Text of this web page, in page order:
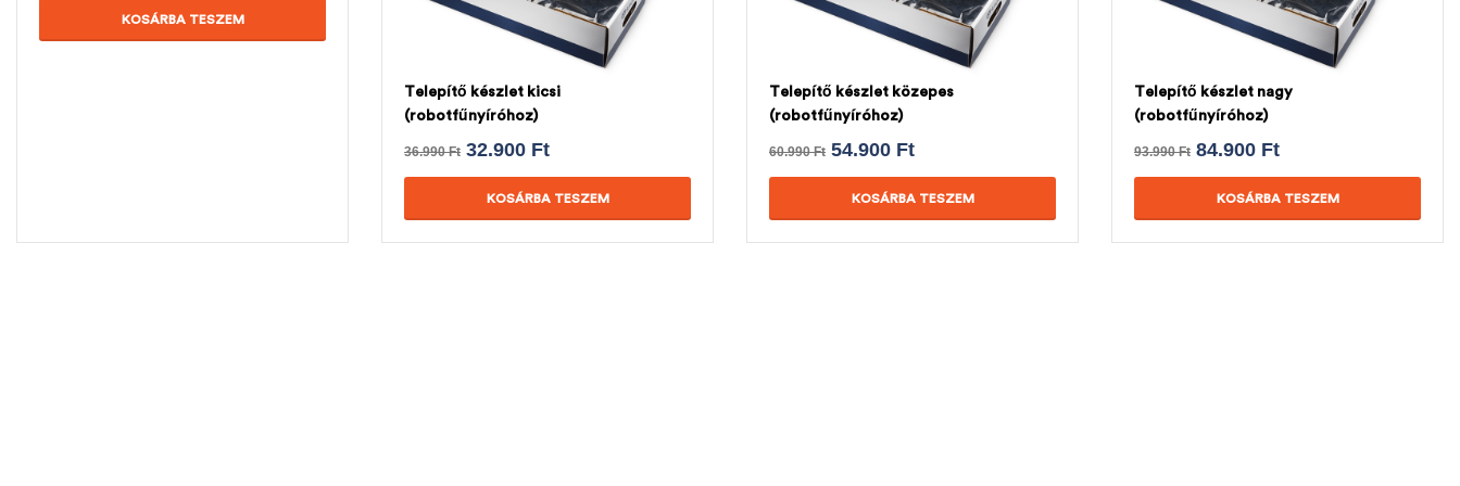
KOSÁRBA TESZEM
Telepítő készlet kicsi
(robotfűnyíróhoz)
36.990Ft 32.900 Ft
KOSÁRBA TESZEM
Telepítő készlet közepes
(robotfűnyíróhoz)
60.990Ft 54.900 Ft
KOSÁRBA TESZEM
Telepítő készlet nagy
(robotfűnyíróhoz)
93.990Ft 84.900 Ft
KOSÁRBA TESZEM